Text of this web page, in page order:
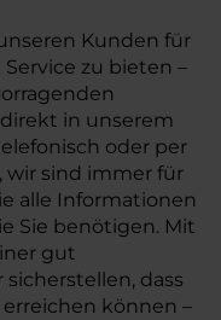
Kunden für
zu bieten –
direkt in unserem
oder per
wir sind immer für
alle Informationen
Sie benötigen. Mit
gut
dass
können –